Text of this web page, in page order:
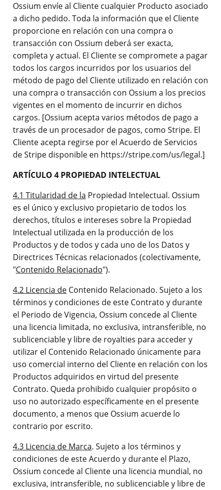
Ossium envíe al Cliente cualquier Producto asociado
a dicho pedido. Toda la información que el Cliente
proporcione en relación con una compra o
transacción con Ossium deberá ser exacta,
completa y actual. El Cliente se compromete a pagar
todos los cargos incurridos por los usuarios del
método de pago del Cliente utilizado en relación con
una compra o transacción con Ossium a los precios
vigentes en el momento de incurrir en dichos
cargos. [Ossium acepta varios métodos de pago a
través de un procesador de pagos, como Stripe. El
Cliente acepta regirse por el Acuerdo de Servicios
de Stripe disponible en https://stripe.com/us/legal.]
ARTÍCULO 4 PROPIEDAD INTELECTUAL
4.1 Titularidad de la Propiedad Intelectual. Ossium
es el único y exclusivo propietario de todos los
derechos, títulos e intereses sobre la Propiedad
Intelectual utilizada en la producción de los
Productos y de todos y cada uno de los Datos y
Directrices Técnicas relacionados (colectivamente,
"Contenido Relacionado").
4.2 Licencia de Contenido Relacionado. Sujeto a los
términos y condiciones de este Contrato y durante
el Periodo de Vigencia, Ossium concede al Cliente
una licencia limitada, no exclusiva, intransferible, no
sublicenciable y libre de royalties para acceder y
utilizar el Contenido Relacionado únicamente para
uso comercial interno del Cliente en relación con los
Productos adquiridos en virtud del presente
Contrato. Queda prohibido cualquier propósito o
uso no autorizado específicamente en el presente
documento, a menos que Ossium acuerde lo
contrario por escrito.
4.3 Licencia de Marca. Sujeto a los términos y
condiciones de este Acuerdo y durante el Plazo,
Ossium concede al Cliente una licencia mundial, no
exclusiva, intransferible, no sublicenciable y libre de